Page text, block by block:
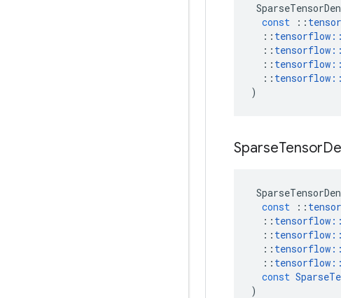
const
::
:: tensorflow ::
:: tensorflow ::
:: tensorflow ::
:: tensorflow ::
)
SparseTensor
const
::
:: tensorflow ::
:: tensorflow ::
:: tensorflow ::
:: tensorflow ::
const
)